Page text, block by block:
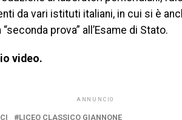
da vari istituti italiani, in cui si è
prova” all’Esame di Stato.
video.
ANNUNCIO
LICEO CLASSICO GIANNONE